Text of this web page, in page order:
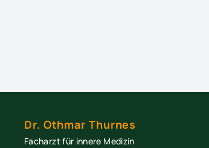
Dr. Othmar Thurnes
Facharzt für innere Medizin